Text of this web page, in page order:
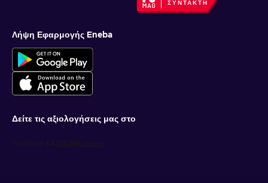
ΣΥΝΤΆΚΤΗ
Λήψη Εφαρμογής Eneba
Δείτε τις αξιολογήσεις μας στο